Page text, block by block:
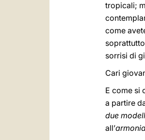
tropicali;
come
sorrisi di
Cari
E come si
a partire
due
all’